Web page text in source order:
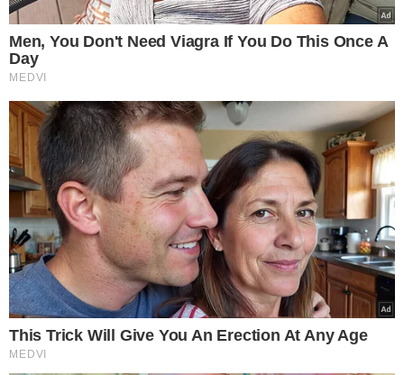
LUTA CONTRA OBESIDADE
Anvisa deve aprovar
fim do ano